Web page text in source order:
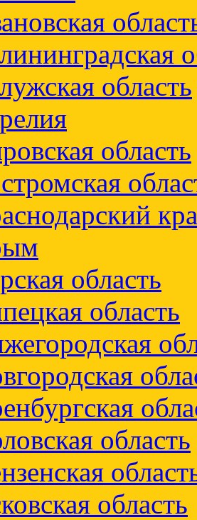
область
область
область
область
область
область